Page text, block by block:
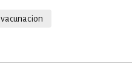
vacunacion